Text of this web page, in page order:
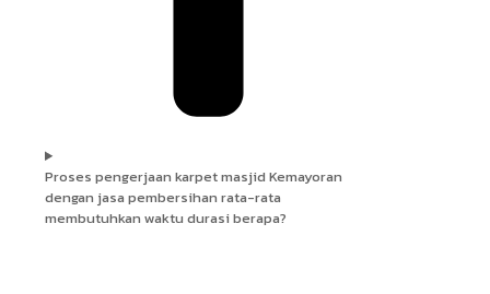
Proses pengerjaan karpet masjid Kemayoran
dengan jasa pembersihan rata-rata
membutuhkan waktu durasi berapa?